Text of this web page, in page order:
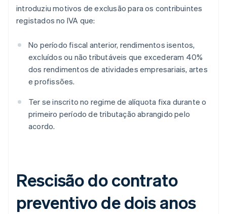
introduziu motivos de exclusão para os contribuintes
registados no IVA que:
No período fiscal anterior, rendimentos isentos,
excluídos ou não tributáveis que excederam 40%
dos rendimentos de atividades empresariais, artes
e profissões.
Ter se inscrito no regime de alíquota fixa durante o
primeiro período de tributação abrangido pelo
acordo.
Rescisão do contrato
preventivo de dois anos